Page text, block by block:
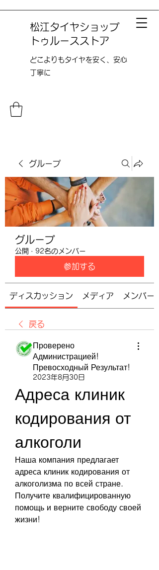
松江タイヤショップ
トゥルースストア
どこよりも​タイヤを安く、安心
丁寧に
グループ
グループ
公開 · 92名のメンバー
参加する
ディスカッション メディア メンバー
戻る
Проверено
Администрацией!
Превосходный Результат!
2023年8月30日
Адреса клиник
кодирования от
алкоголи
Наша компания предлагает
адреса клиник кодирования от
алкоголизма по всей стране.
Получите квалифицированную
помощь и верните свободу своей
жизни!